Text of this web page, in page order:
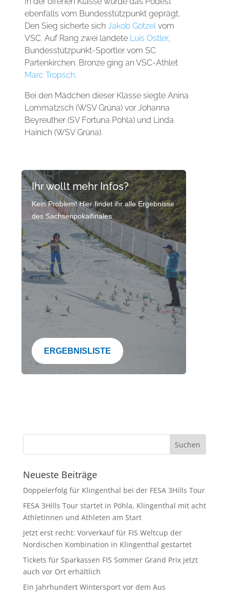
ebenfalls vom Bundesstützpunkt geprägt.
Den Sieg sicherte sich Jakob Götzelvom
VSC. Auf Rang zwei landete Luis Ostler,
Bundesstützpunkt-Sportler vom SC
Partenkirchen. Bronze ging an VSC-Athlet
Marc Tropsch.
Bei den Mädchen dieser Klasse siegte Anina
Lommatzsch (WSV Grüna) vor Johanna
Beyreuther (SV Fortuna Pöhla) und Linda
Hainich (WSV Grüna).
Ihr wollt mehr Infos?
Kein Problem! Hier findet ihr alle Ergebnisse
des Sachsenpokalfinales .
ERGEBNISLISTE
Neueste Beiträge
Doppelerfolg für Klingenthal bei der FESA 3Hills Tour
FESA 3Hills Tour startet in Pöhla, Klingenthal mit acht
Athletinnen und Athleten am Start
Jetzt erst recht: Vorverkauf für FIS Weltcup der
Nordischen Kombination in Klingenthal gestartet
Tickets für Sparkassen FIS Sommer Grand Prix jetzt
auch vor Ort erhältlich
Ein Jahrhundert Wintersport vor dem Aus